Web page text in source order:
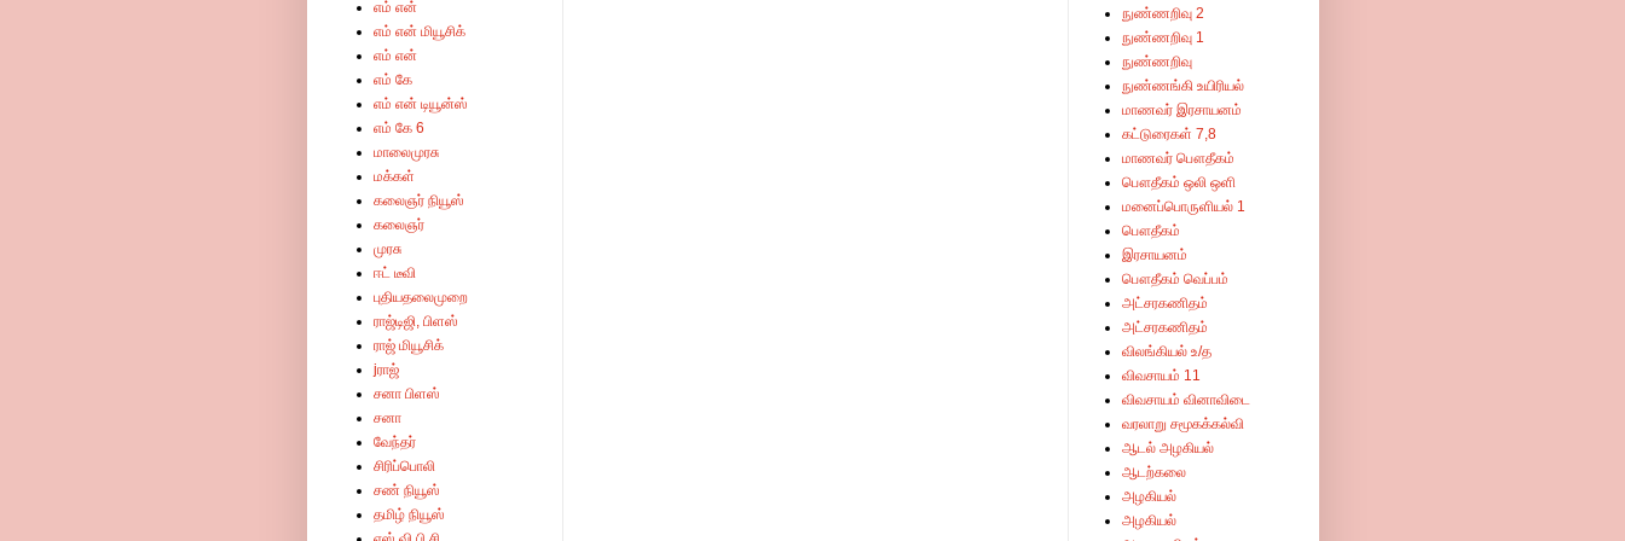
எம் என்
எம் என் மியூசிக்
எம் என்
எம் கே
எம் என் டியூன்ஸ்
எம் கே 6
மாலைமுரசு
மக்கள்
கலைஞர் நியூஸ்
கலைஞர்
முரசு
ஈட் டீவி
புதியதலைமுறை
ராஜ்டிஜி, பிளஸ்
ராஜ் மியூசிக்
jராஜ்
சனா பிளஸ்
சனா
வேந்தர்
சிரிப்பொலி
சண் நியூஸ்
தமிழ் நியூஸ்
நுண்ணறிவு 2
நுண்ணறிவு 1
நுண்ணறிவு
நுண்ணங்கி உயிரியல்
மாணவர் இரசாயனம்
கட்டுரைகள் 7,8
மாணவர் பௌதீகம்
பௌதீகம் ஒலி ஒளி
மனைப்பொருளியல் 1
பௌதீகம்
இரசாயனம்
பௌதீகம் வெப்பம்
அட்சரகணிதம்
அட்சரகணிதம்
விலங்கியல் உ/த
விவசாயம் 11
விவசாயம் வினாவிடை
வரலாறு சமூகக்கல்வி
ஆடல் அழகியல்
ஆடற்கலை
அழகியல்
அழகியல்